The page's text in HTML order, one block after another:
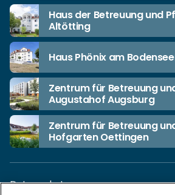
Haus der Betreuung und
Altötting
Haus Phönix am
Zentrum für Betreuung
Augustahof Augsburg
Zentrum für Betreuung
Hofgarten Oettingen
Datenschutz